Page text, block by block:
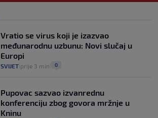
1
Plenković na 15 dana ukine mjere: "Ne bi
se dogodilo ništa. Vlada se zaljubila u te
intervencije"
VIJESTI
Vratio se virus koji je izazvao
međunarodnu uzbunu: Novi slučaj u
Europi
SVIJET prije 3 min 0
Pupovac sazvao izvanrednu
konferenciju zbog govora mržnje u
Kninu